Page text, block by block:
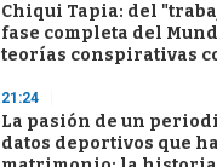
Chiqui Tapia: del
fase completa del
teorías conspirativas
21:24
La pasión de un
datos deportivos que